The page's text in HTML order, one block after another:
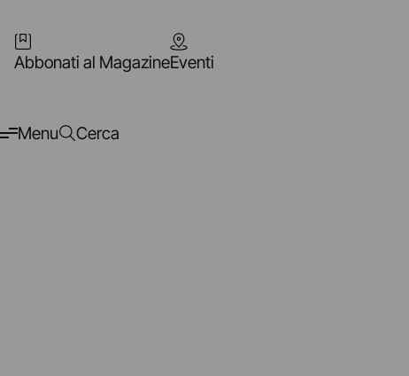
Abbonati al MagazineEventi
Menu Cerca